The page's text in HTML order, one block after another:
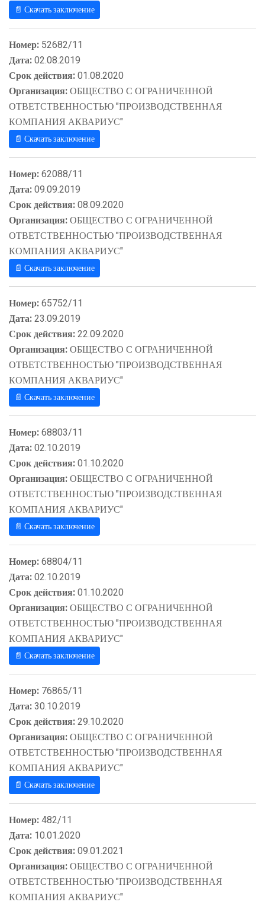
📄 Скачать заключение
Номер: 52682/11
Дата:02.08.2019
Срок действия:01.08.2020
Организация:ОБЩЕСТВО С ОГРАНИЧЕННОЙ
ОТВЕТСТВЕННОСТЬЮ "ПРОИЗВОДСТВЕННАЯ
КОМПАНИЯ АКВАРИУС"
📄 Скачать заключение
Номер:62088/11
Дата:09.09.2019
Срок действия:08.09.2020
Организация:ОБЩЕСТВО С ОГРАНИЧЕННОЙ
ОТВЕТСТВЕННОСТЬЮ "ПРОИЗВОДСТВЕННАЯ
КОМПАНИЯ АКВАРИУС"
📄 Скачать заключение
Номер:65752/11
Дата:23.09.2019
Срок действия:22.09.2020
Организация:ОБЩЕСТВО С ОГРАНИЧЕННОЙ
ОТВЕТСТВЕННОСТЬЮ "ПРОИЗВОДСТВЕННАЯ
КОМПАНИЯ АКВАРИУС"
📄 Скачать заключение
Номер:68803/11
Дата:02.10.2019
Срок действия:01.10.2020
Организация:ОБЩЕСТВО С ОГРАНИЧЕННОЙ
ОТВЕТСТВЕННОСТЬЮ "ПРОИЗВОДСТВЕННАЯ
КОМПАНИЯ АКВАРИУС"
📄 Скачать заключение
Номер:68804/11
Дата:02.10.2019
Срок действия:01.10.2020
Организация:ОБЩЕСТВО С ОГРАНИЧЕННОЙ
ОТВЕТСТВЕННОСТЬЮ "ПРОИЗВОДСТВЕННАЯ
КОМПАНИЯ АКВАРИУС"
📄 Скачать заключение
Номер: 76865/11
Дата:30.10.2019
Срок действия:29.10.2020
Организация:ОБЩЕСТВО С ОГРАНИЧЕННОЙ
ОТВЕТСТВЕННОСТЬЮ "ПРОИЗВОДСТВЕННАЯ
КОМПАНИЯ АКВАРИУС"
📄 Скачать заключение
Номер:482/11
Дата: 10.01.2020
Срок действия:09.01.2021
Организация:ОБЩЕСТВО С ОГРАНИЧЕННОЙ
ОТВЕТСТВЕННОСТЬЮ "ПРОИЗВОДСТВЕННАЯ
КОМПАНИЯ АКВАРИУС"